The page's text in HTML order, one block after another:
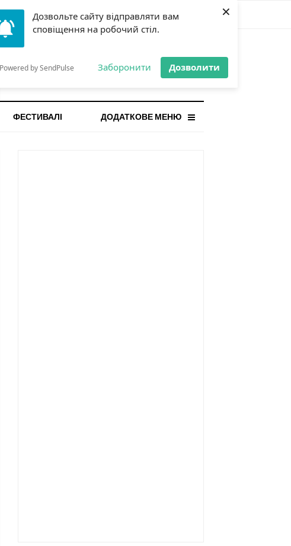
Дозвольте сайту відправляти вам
сповіщення на робочий стіл.
Powered by SendPulse Заборонити Дозволити
×
ОСТАННЯ НОВИНА
Gorilla і відповідальна гра:
чому ліміти важливі поруч із
ДОДАТКОВЕ МЕНЮ
ФЕСТИВАЛІ